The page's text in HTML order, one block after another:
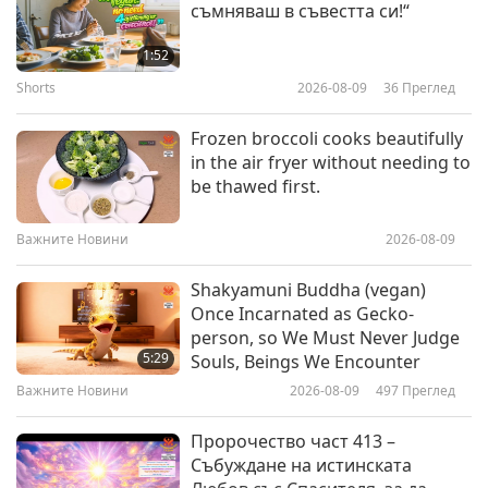
`Всички Вселени са одобрили и
Буда, Велик Учител, не е просто
титла!`, част 1 от 10
Разберете кой е истинският
Учител, монах или свещеник,
Благословии: Вегански
лакомства споделени от
Учителя, част 1 от 5
1:52
съмняваш в съвестта си!“
Shorts 2026-08-09 36 Преглед
Frozen broccoli cooks beautifully
in the air fryer without needing to
be thawed first.
Важните Новини 2026-08-09
5:29
Shakyamuni Buddha (vegan)
Once Incarnated as Gecko-
person, so We Must Never Judge
Souls, Beings We Encounter
Важните Новини 2026-08-09 497 Преглед
Пророчество част 413 –
Събуждане на истинската